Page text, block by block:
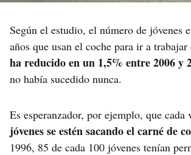
Según el estudio, el número de jóvenes
años que usan el coche para ir a
ha reducido en un 1,5% entre 2006 y
no había sucedido nunca.
Es esperanzador, por ejemplo, que cada
jóvenes se estén sacando el carné de
1996, 85 de cada 100 jóvenes tenían